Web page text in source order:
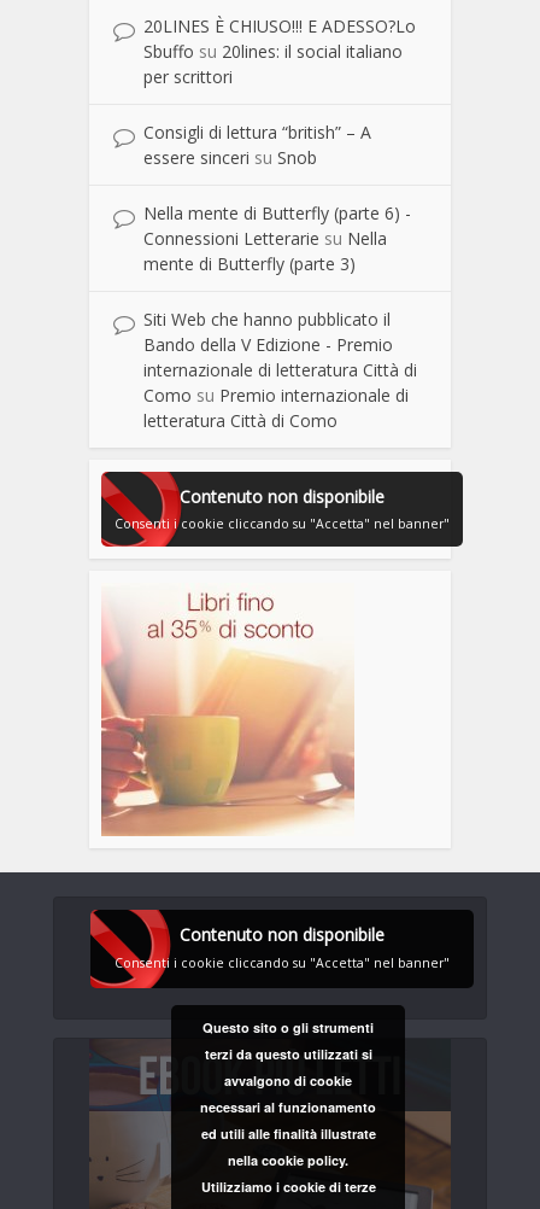
20LINES È CHIUSO!!! E ADESSO?Lo
Sbuffo su 20lines: il social italiano
per scrittori
Consigli di lettura “british” – A
essere sinceri su Snob
Nella mente di Butterfly (parte 6) -
Connessioni Letterarie su Nella
mente di Butterfly (parte 3)
Siti Web che hanno pubblicato il
Bando della V Edizione - Premio
internazionale di letteratura Città di
Como su Premio internazionale di
letteratura Città di Como
Contenuto non disponibile
Consenti i cookie cliccando su "Accetta" nel banner"
Contenuto non disponibile
Consenti i cookie cliccando su "Accetta" nel banner"
Questo sito o gli strumenti
terzi da questo utilizzati si
avvalgono di cookie
necessari al funzionamento
ed utili alle finalità illustrate
nella cookie policy.
Utilizziamo i cookie di terze